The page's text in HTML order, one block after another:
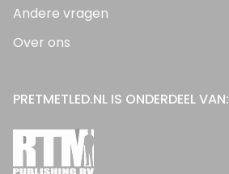
Andere vragen
Over ons
PRETMETLED.NL IS ONDERDEEL VAN: